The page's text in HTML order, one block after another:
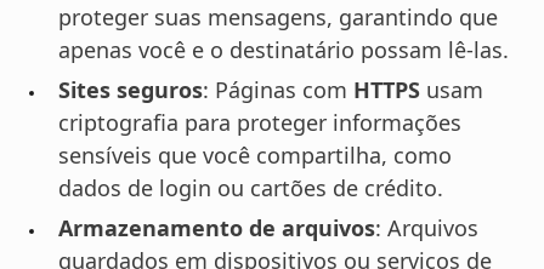
proteger suas mensagens, garantindo que
apenas você e o destinatário possam lê-las.
Sites seguros: Páginas com HTTPS usam
criptografia para proteger informações
sensíveis que você compartilha, como
dados de login ou cartões de crédito.
Armazenamento de arquivos: Arquivos
guardados em dispositivos ou serviços de